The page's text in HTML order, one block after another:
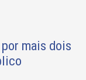
mais dois